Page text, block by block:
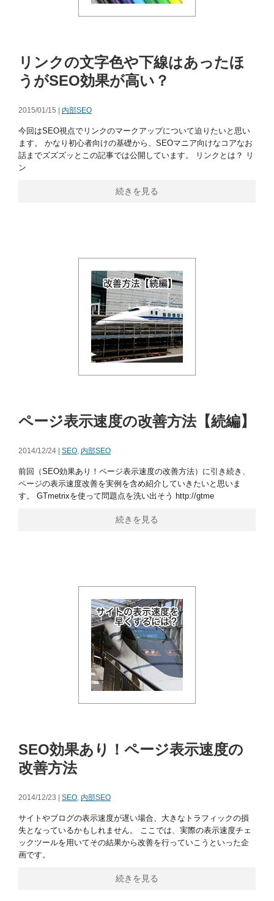
リンクの文字色や下線はあったほ
うがSEO効果が高い？
2015/01/15 | 内部SEO
今回はSEO視点でリンクのマークアップについて迫りたいと思い
ます。 かなり初心者向けの基礎から、SEOマニア向けなコアなお
話までズズズッとこの記事では公開しています。 リンクとは？ リ
ン
続きを見る
ページ表示速度の改善方法【続編】
2014/12/24 | SEO, 内部SEO
前回（SEO効果あり！ページ表示速度の改善方法）に引き続き、
ページの表示速度改善を実例を含め紹介していきたいと思いま
す。 GTmetrixを使って問題点を洗い出そう http://gtme
続きを見る
SEO効果あり！ページ表示速度の
改善方法
2014/12/23 | SEO, 内部SEO
サイトやブログの表示速度が遅い場合、大きなトラフィックの損
失となっているかもしれません。 ここでは、実際の表示速度チェ
ックツールを用いてその結果から改善を行っていこうといった企
画です。
続きを見る